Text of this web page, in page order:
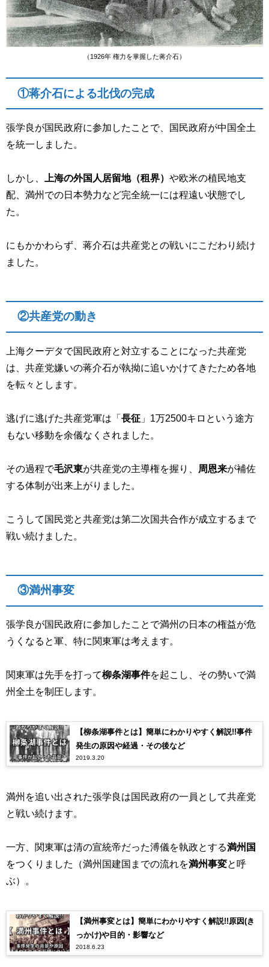
（1926年 権力を掌握した蒋介石）
①蒋介石による北伐の完成
張学良が国民政府に参加したことで、国民政府が中国全土
を統一しました。
しかし、 上海の外国人居留地（租界） や欧米の植民地支
配、満州での日本勢力など完全統一には程遠い状態でし
た。
にもかかわらず、蒋介石は共産党との戦いにこだわり続け
ました。
②共産党の動き
上海クーデタで国民政府と対立することになった共産党
は、共産党嫌いの蒋介石が執拗に追いかけてきたため各地
を転々とします。
逃げに逃げた共産党軍は「長征 」1万2500キロという途方
もない移動を余儀なくされました。
その過程で毛沢東が共産党の主導権を握り、 周恩来が補佐
する体制が出来上がりました。
こうして国民党と共産党は第二次国共合作が成立するまで
戦い続けました。
③満州事変
張学良が国民政府に参加したことで満州の日本の権益が危
うくなると軍、特に関東軍は考えます。
関東軍は先手を打って柳条湖事件を起こし、その勢いで満
州全土を制圧します。
【柳条湖事件とは】簡単にわかりやすく解説!!事件
発生の原因や経過・その後など
2019.3.20
満州を追い出された張学良は国民政府の一員として共産党
と戦い続けます。
一方、関東軍は清の宣統帝だった溥儀を執政とする満州国
をつくりました（満州国建国までの流れを満州事変と呼
ぶ）。
【満州事変とは】簡単にわかりやすく解説!!原因(き
っかけ)や目的・影響など
2018.6.23